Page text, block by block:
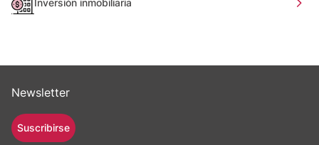
Inversión inmobiliaria
Newsletter
Suscribirse